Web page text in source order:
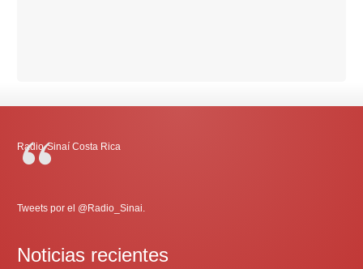
Radio-Sinaí Costa Rica
Tweets por el @Radio_Sinai.
Noticias recientes